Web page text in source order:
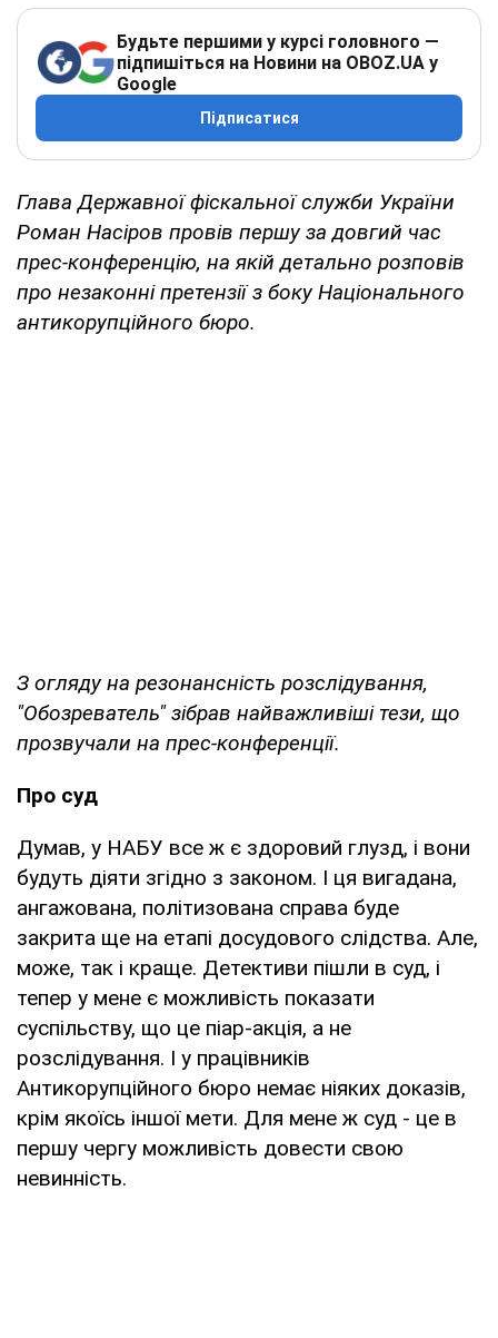
Будьте першими у курсі головного —
підпишіться на Новини на OBOZ.UA у
Google
Підписатися
Глава Державної фіскальної служби України
Роман Насіров провів першу за довгий час
прес-конференцію, на якій детально розповів
про незаконні претензії з боку Національного
антикорупційного бюро.
З огляду на резонансність розслідування,
"Обозреватель" зібрав найважливіші тези, що
прозвучали на прес-конференції.
Про суд
Думав, у НАБУ все ж є здоровий глузд, і вони
будуть діяти згідно з законом. І ця вигадана,
ангажована, політизована справа буде
закрита ще на етапі досудового слідства. Але,
може, так і краще. Детективи пішли в суд, і
тепер у мене є можливість показати
суспільству, що це піар-акція, а не
розслідування. І у працівників
Антикорупційного бюро немає ніяких доказів,
крім якоїсь іншої мети. Для мене ж суд - це в
першу чергу можливість довести свою
невинність.